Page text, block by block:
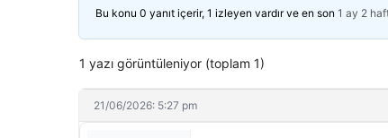
Bu konu 0 yanıt içerir, 1 izleyen vardır ve en son 1 ay 2
1 yazı görüntüleniyor (toplam 1)
21/06/2026: 5:27 pm